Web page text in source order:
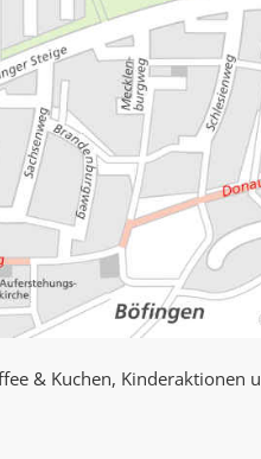
& Kuchen, Kinderaktionen